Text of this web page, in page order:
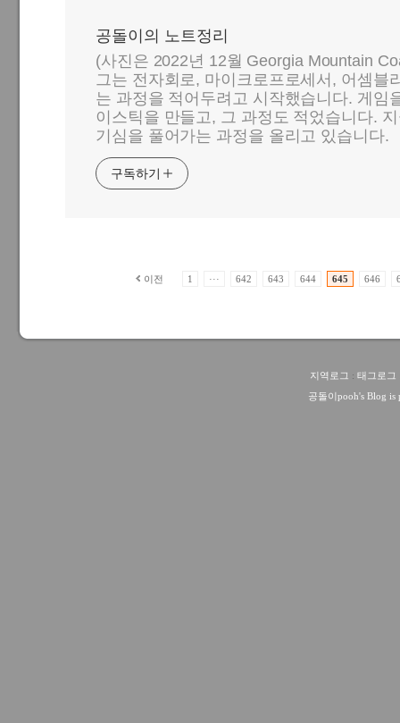
공돌이의 노트정리
(사진은 2022년 12월 Georgia Mountain
그는 전자회로, 마이크로프로세서, 어셈블
는 과정을 적어두려고 시작했습니다. 게임
이스틱을 만들고, 그 과정도 적었습니다.
기심을 풀어가는 과정을 올리고 있습니다.
구독하기
이전 1 ··· 642 643 644 645 646
지역로그 : 태그로그
공돌이pooh's Blog is